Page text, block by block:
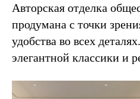
Авторская отделка
продумана с точки
удобства во всех
элегантной классики и